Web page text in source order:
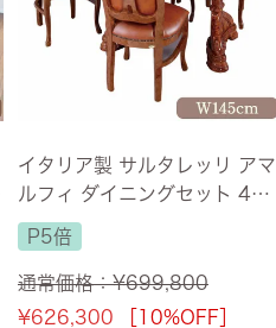
イタリア製 サルタレッリ アマ
ルフィ ダイニングセット 4人
用 幅145cm 【送料無料】
P5倍
通常価格：¥699,800
¥626,300 ［10%OFF］